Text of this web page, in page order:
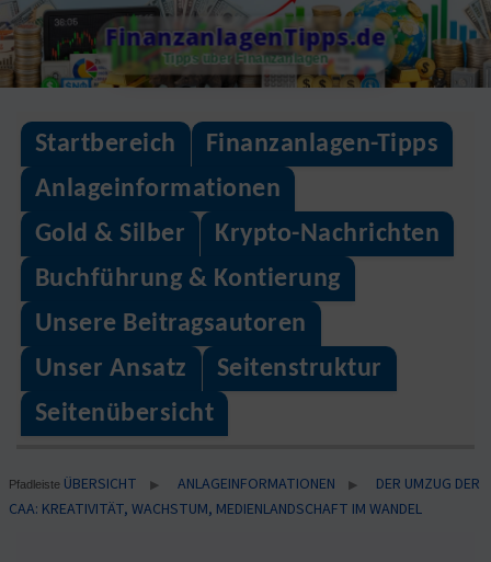
Skip
to
content
FinanzanlagenTipps.de
Tipps über Finanzanlagen
Startbereich
Finanzanlagen-Tipps
Anlageinformationen
Gold & Silber
Krypto-Nachrichten
Buchführung & Kontierung
Unsere Beitragsautoren
Unser Ansatz
Seitenstruktur
Seitenübersicht
Pfadleiste ÜBERSICHT ▶ ANLAGEINFORMATIONEN ▶
DER UMZUG DER
CAA: KREATIVITÄT, WACHSTUM, MEDIENLANDSCHAFT IM WANDEL